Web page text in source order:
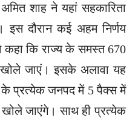
शाह ने यहां सहकारिता
इस दौरान कई अहम निर्णय
कहा कि राज्य के समस्त 670
जाएं। इसके अलावा यह
के प्रत्येक जनपद में 5 पैक्स में
जाएंगे। साथ ही प्रत्येक